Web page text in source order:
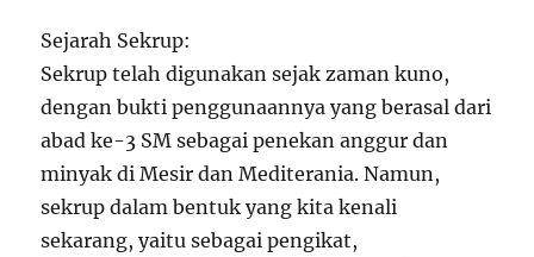
Sejarah Sekrup:
Sekrup telah digunakan sejak zaman kuno,
dengan bukti penggunaannya yang berasal dari
abad ke-3 SM sebagai penekan anggur dan
minyak di Mesir dan Mediterania. Namun,
sekrup dalam bentuk yang kita kenali
sekarang, yaitu sebagai pengikat,